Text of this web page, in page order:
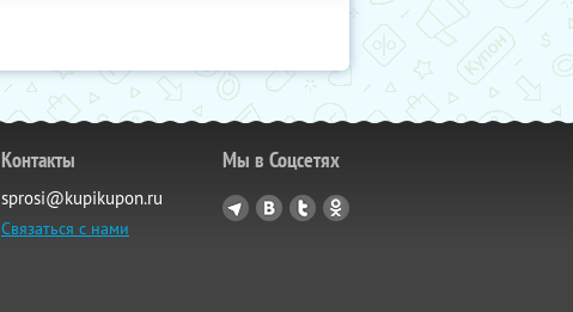
Контакты
sprosi@kupikupon.ru
Связаться с нами
Мы в Соцсетях